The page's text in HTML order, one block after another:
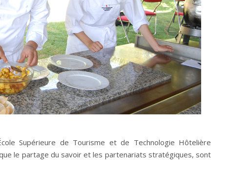
Supérieure de Tourisme et de Technologie Hôtelière
le partage du savoir et les partenariats stratégiques, sont